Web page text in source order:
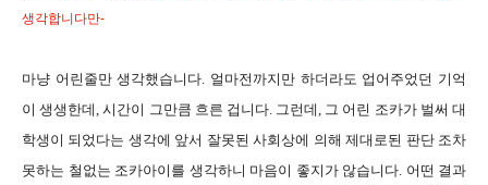
생각합니다만-
마냥 어린줄만 생각했습니다. 얼마전까지만 하더라도 업어주었던 기억
이 생생한데, 시간이 그만큼 흐른 겁니다. 그런데, 그 어린 조카가 벌써 대
학생이 되었다는 생각에 앞서 잘못된 사회상에 의해 제대로된 판단 조차
못하는 철없는 조카아이를 생각하니 마음이 좋지가 않습니다. 어떤 결과